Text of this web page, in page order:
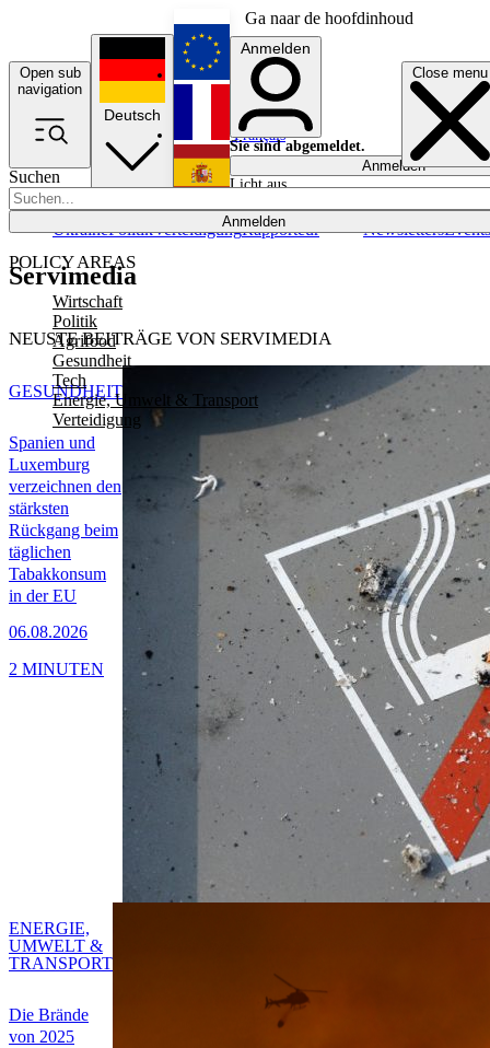
Ga naar de hoofdinhoud
Open sub
navigation
Close menu
Suchen
Anmelden
POLICY AREAS
Wirtschaft
Politik
Agrifood
Gesundheit
Tech
Energie, Umwelt & Transport
Verteidigung
UkrainePolitikVerteidigungRapporteur NewslettersEvents
Deutsch
English
Français
Anmelden
Sie sind abgemeldet.
Anmelden
Licht aus
Servimedia
NEUSTE BEITRÄGE VON SERVIMEDIA
Spanien und
Luxemburg
verzeichnen den
stärksten
Rückgang beim
täglichen
Tabakkonsum
in der EU
06.08.2026
GESUNDHEIT
2 MINUTEN
Die Brände
von 2025
ENERGIE,
UMWELT &
TRANSPORT